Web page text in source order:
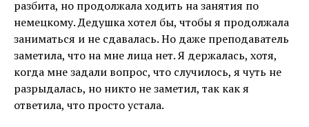
разбита, но продолжала ходить на занятия по
немецкому. Дедушка хотел бы, чтобы я продолжала
заниматься и не сдавалась. Но даже преподаватель
заметила, что на мне лица нет. Я держалась, хотя,
когда мне задали вопрос, что случилось, я чуть не
разрыдалась, но никто не заметил, так как я
ответила, что просто устала.